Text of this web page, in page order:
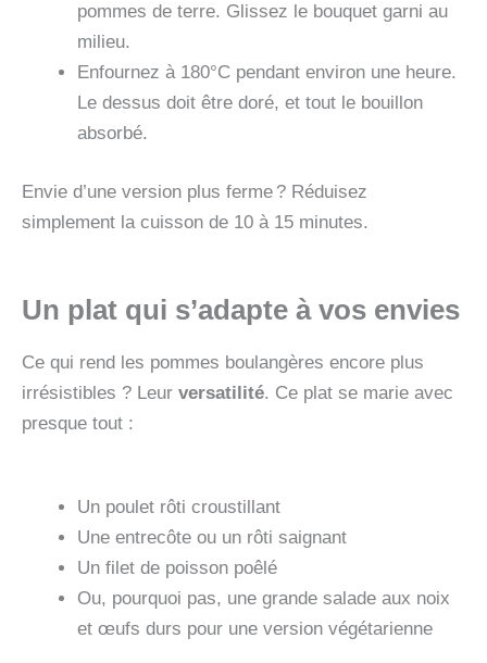
pommes de terre. Glissez le bouquet garni au
milieu.
Enfournez à 180°C pendant environ une heure.
Le dessus doit être doré, et tout le bouillon
absorbé.
Envie d’une version plus ferme ? Réduisez
simplement la cuisson de 10 à 15 minutes.
Un plat qui s’adapte à vos envies
Ce qui rend les pommes boulangères encore plus
irrésistibles ? Leur versatilité. Ce plat se marie avec
presque tout :
Un poulet rôti croustillant
Une entrecôte ou un rôti saignant
Un filet de poisson poêlé
Ou, pourquoi pas, une grande salade aux noix
et œufs durs pour une version végétarienne